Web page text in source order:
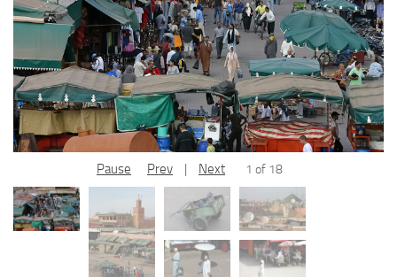
Pause Prev Next 1 of 18